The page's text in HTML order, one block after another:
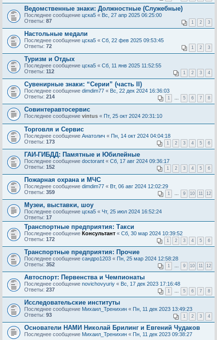
Ведомственные знаки: Должностные (Служебные)
Последнее сообщение цска5 « Вс, 27 апр 2025 06:25:00
Ответы: 87 1 2 3
Настольные медали
Последнее сообщение цска5 « Сб, 22 фев 2025 09:53:45
Ответы: 72 1 2 3
Туризм и Отдых
Последнее сообщение цска5 « Сб, 11 янв 2025 11:52:55
Ответы: 112 1 2 3 4
Сувенирные знаки: “Серии” (часть II)
Последнее сообщение dimdim77 « Вс, 22 дек 2024 16:36:03
Ответы: 214 1 … 5 6 7 8
Совинтеравтосервис
Последнее сообщение vintus « Пт, 25 окт 2024 20:31:10
Торговля и Сервис
Последнее сообщение Анатолич « Пн, 14 окт 2024 04:04:18
Ответы: 173 1 2 3 4 5 6
ГАИ-ГИБДД: Памятные и Юбилейные
Последнее сообщение doctorant « Сб, 17 авг 2024 09:36:17
Ответы: 152 1 2 3 4 5 6
Пожарная охрана и МЧС
Последнее сообщение dimdim77 « Вт, 06 авг 2024 12:02:29
Ответы: 359 1 … 9 10 11 12
Музеи, выставки, шоу
Последнее сообщение цска5 « Чт, 25 июл 2024 16:52:24
Ответы: 17
Транспортные предприятия: Такси
Последнее сообщение Консультант « Сб, 30 мар 2024 10:39:52
Ответы: 172 1 2 3 4 5 6
Транспортные предприятия: Прочие
Последнее сообщение сандро1203 « Пн, 25 мар 2024 12:58:28
Ответы: 352 1 … 9 10 11 12
Автоспорт: Первенства и Чемпионаты
Последнее сообщение novichovyuriy « Вс, 17 дек 2023 17:16:48
Ответы: 237 1 … 5 6 7 8
Исследовательские институты
Последнее сообщение Михаил_Тренихин « Пн, 11 дек 2023 13:49:23
Ответы: 93 1 2 3 4
Основатели НАМИ Николай Брилинг и Ев­ге­ний Чудаков
Последнее сообщение Михаил_Тренихин « Пн, 11 дек 2023 09:38:27